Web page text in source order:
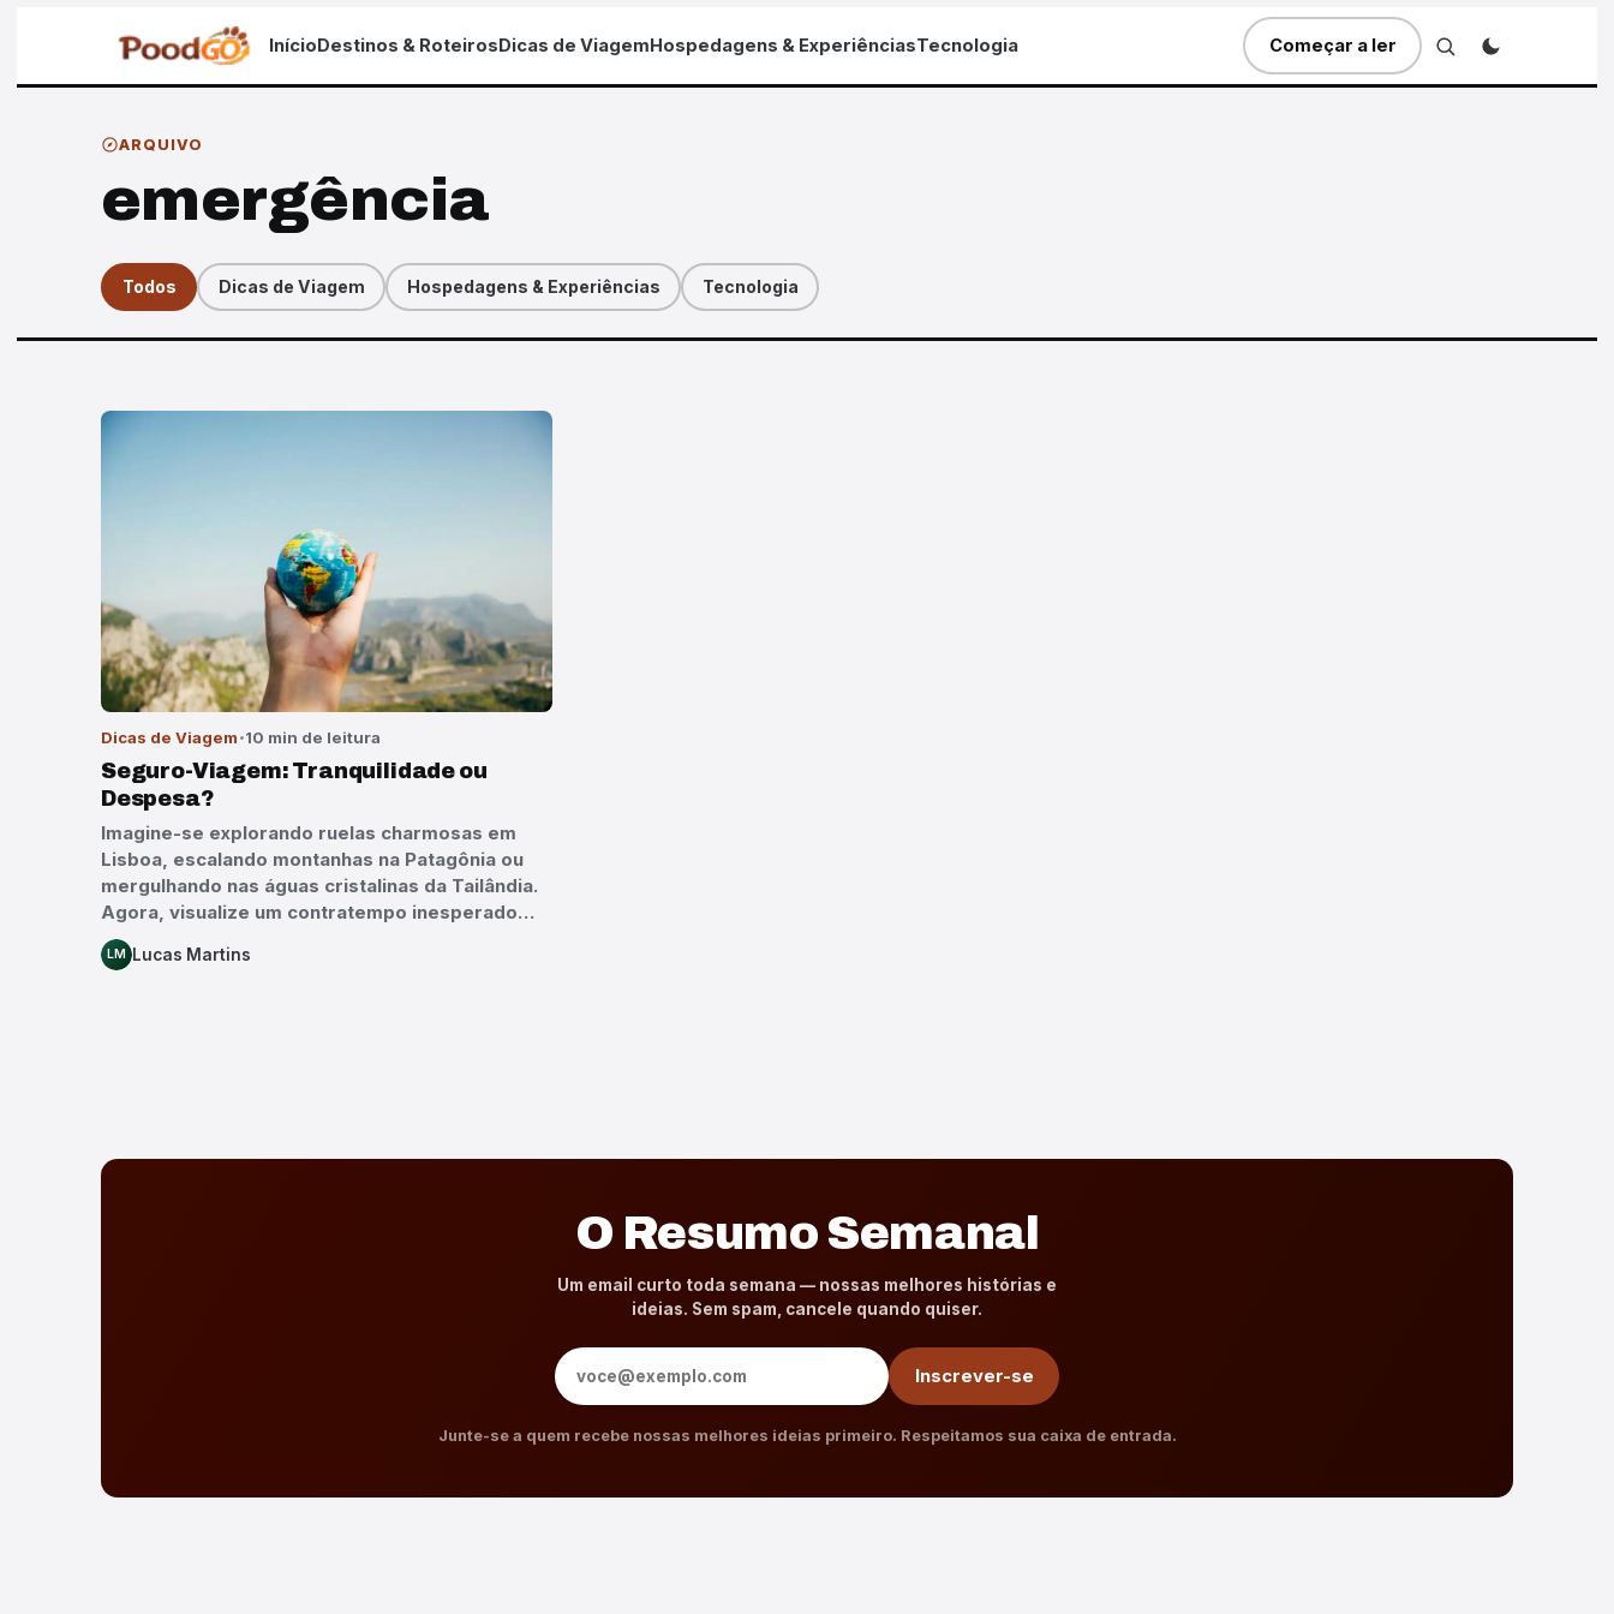
Início Destinos & Roteiros Dicas de Viagem Hospedagens & ExperiênciasTecnologia Começar a ler
ARQUIVO
emergência
Todos Dicas de Viagem Hospedagens & Experiências Tecnologia
Artigos
Dicas de Viagem 10 min de leitura
Seguro-Viagem: Tranquilidade ou
Despesa?
Imagine-se explorando ruelas charmosas em
Lisboa, escalando montanhas na Patagônia ou
mergulhando nas águas cristalinas da Tailândia.
Agora, visualize um contratempo inesperado…
LM Lucas Martins
O Resumo Semanal
Um email curto toda semana — nossas melhores histórias e
ideias. Sem spam, cancele quando quiser.
Endereço de e-mail
Inscrever-se
Junte-se a quem recebe nossas melhores ideias primeiro. Respeitamos sua caixa de entrada.